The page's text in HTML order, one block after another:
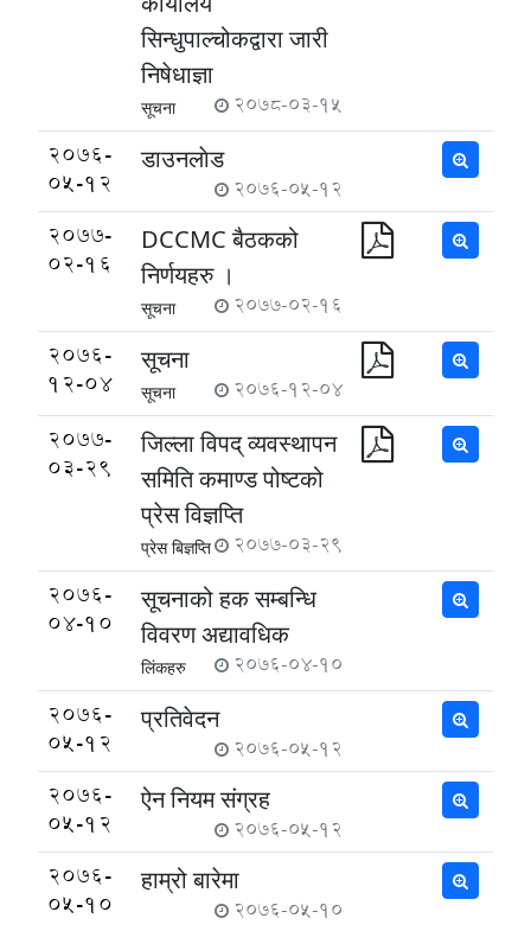
सिन्धुपाल्चोकद्वारा जारी
निषेधाज्ञा
सूचना 2078-03-15
2076-
05-12
डाउनलाेड
2076-05-12
2077-
02-16
DCCMC बैठकको
निर्णयहरु ।
सूचना 2077-02-16
2076-
12-04
सूचना
सूचना 2076-12-04
2077-
03-29
जिल्ला विपद् व्यवस्थापन
समिति कमाण्ड पोष्टको
प्रेस विज्ञप्ति
प्रेस बिज्ञप्ति 2077-03-29
2076-
04-10
सूचनाको हक सम्बन्धि
विवरण अद्यावधिक
लिंकहरु 2076-04-10
2076-
05-12
प्रतिवेदन
2076-05-12
2076-
05-12
ऐन नियम संग्रह
2076-05-12
2076-
05-10
हाम्रो बारेमा
2076-05-10